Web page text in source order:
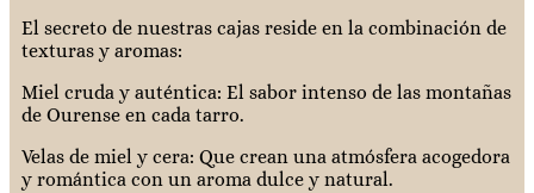
El secreto de nuestras cajas reside en la combinación de
texturas y aromas:
Miel cruda y auténtica: El sabor intenso de las montañas
de Ourense en cada tarro.
Velas de miel y cera: Que crean una atmósfera acogedora
y romántica con un aroma dulce y natural.